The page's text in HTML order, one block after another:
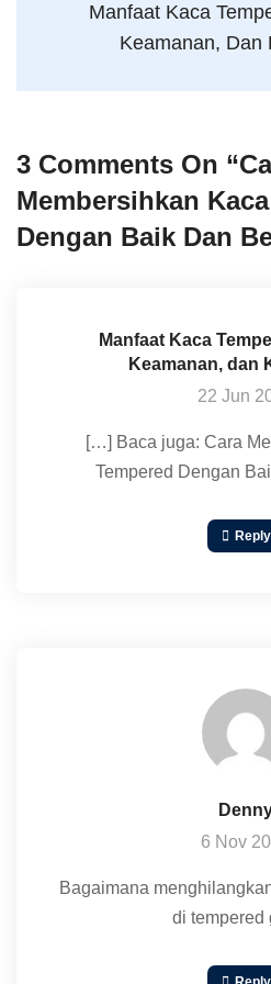
Manfaat Kaca
Keamanan, Dan
3 Comments On “
Membersihkan
Dengan Baik Dan
Manfaat Kaca
Keamanan, dan
22 Jun
[…] Baca juga: Cara
Tempered Dengan
Reply
6 Nov
Bagaimana
di tempered